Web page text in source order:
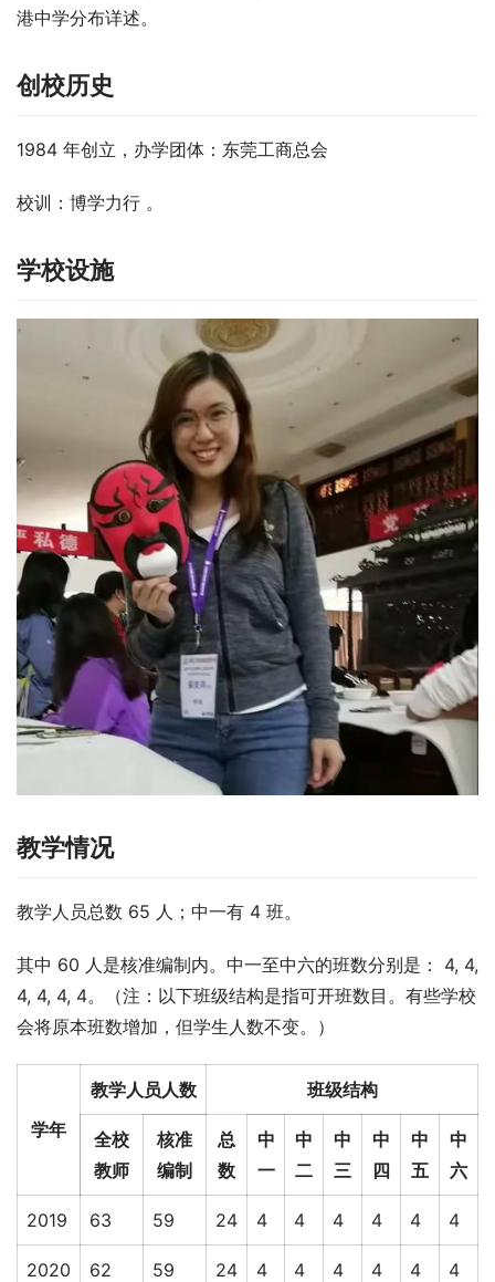
港中学分布详述。
创校历史
1984 年创立，办学团体：东莞工商总会
校训：博学力行 。
学校设施
教学情况
教学人员总数 65 人；中一有 4 班。
其中 60 人是核准编制内。中一至中六的班数分别是： 4, 4,
4, 4, 4, 4。（注：以下班级结构是指可开班数目。有些学校
会将原本班数增加，但学生人数不变。）
学年
教学人员人数 班级结构
全校
教师
核准
编制
总
数
中
一
中
二
中
三
中
四
中
五
中
六
2019 63 59 24 4 4 4 4 4 4
2020 62 59 24 4 4 4 4 4 4